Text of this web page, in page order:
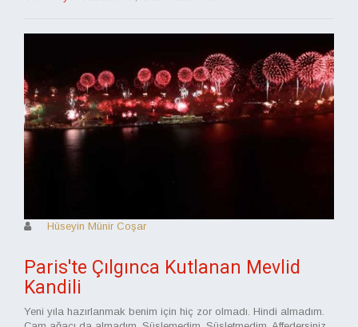
Hüseyin Münir Coşar
Paris'te Çılgınca Kutlanan Mevlid
Kandili
Yeni yıla hazırlanmak benim için hiç zor olmadı. Hindi almadım.